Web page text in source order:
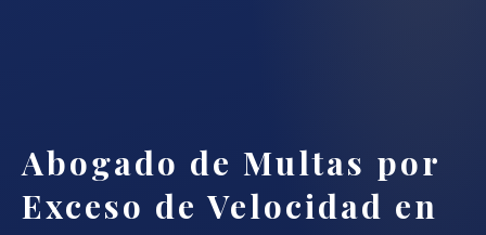
Abogado de Multas por
Exceso de Velocidad en